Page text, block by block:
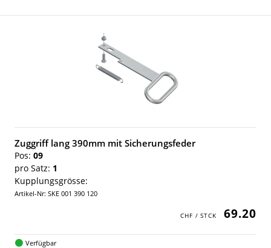
Zuggriff lang 390mm mit Sicherungsfeder
Pos: 09
pro Satz: 1
Kupplungsgrösse:
Artikel-Nr: SKE 001 390 120
69.20
Verfügbar